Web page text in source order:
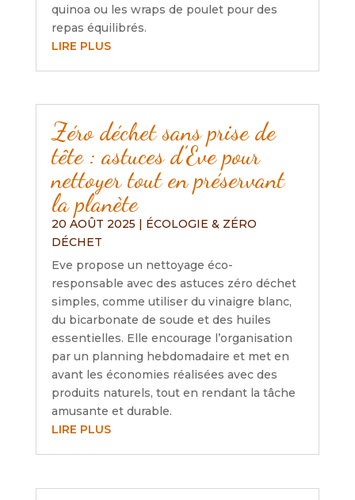
quinoa ou les wraps de poulet pour des
repas équilibrés.
LIRE PLUS
Zéro déchet sans prise de
tête : astuces d’Eve pour
nettoyer tout en préservant
la planète
20 AOÛT 2025
ÉCOLOGIE & ZÉRO
DÉCHET
Eve propose un nettoyage éco-
responsable avec des astuces zéro déchet
simples, comme utiliser du vinaigre blanc,
du bicarbonate de soude et des huiles
essentielles. Elle encourage l’organisation
par un planning hebdomadaire et met en
avant les économies réalisées avec des
produits naturels, tout en rendant la tâche
amusante et durable.
LIRE PLUS